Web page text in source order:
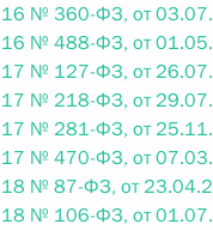
г. № 251-ФЗ
кодекс Российской
Федерации
№ 360-ФЗ, от
№ 488-ФЗ, от
№ 127-ФЗ, от
№ 218-ФЗ, от
№ 281-ФЗ, от
№ 470-ФЗ, от
№ 87-ФЗ, от
№ 106-ФЗ, от